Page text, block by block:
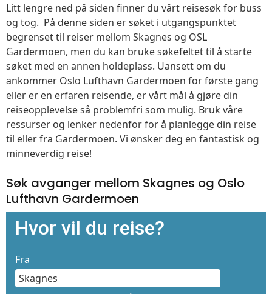
Litt lengre ned på siden finner du vårt reisesøk for buss
og tog. På denne siden er søket i utgangspunktet
begrenset til reiser mellom Skagnes og OSL
Gardermoen, men du kan bruke søkefeltet til å starte
søket med en annen holdeplass. Uansett om du
ankommer Oslo Lufthavn Gardermoen for første gang
eller er en erfaren reisende, er vårt mål å gjøre din
reiseopplevelse så problemfri som mulig. Bruk våre
ressurser og lenker nedenfor for å planlegge din reise
til eller fra Gardermoen. Vi ønsker deg en fantastisk og
minneverdig reise!
Søk avganger mellom Skagnes og Oslo
Lufthavn Gardermoen
Hvor vil du reise?
Fra